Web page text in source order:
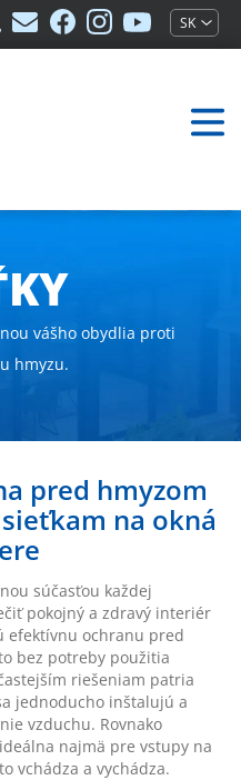
SK
jukiss.sk
na
Facebooku
jukiss.sk
na
Instagrame
jukiss.sk
na
Youtube
info@jukiss.sk
vášho obydlia proti
hmyzu.
pred hmyzom
na okná
súčasťou každej
pokojný a zdravý interiér
efektívnu ochranu pred
bez potreby použitia
riešeniam patria
jednoducho inštalujú a
vzduchu. Rovnako
najmä pre vstupy na
vchádza a vychádza.